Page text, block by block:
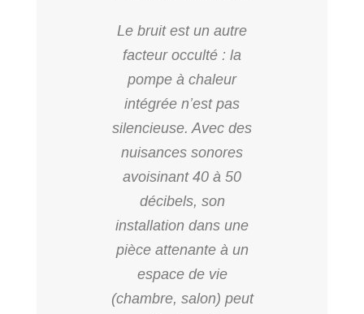
Le bruit est un autre
facteur occulté : la
pompe à chaleur
intégrée n’est pas
silencieuse. Avec des
nuisances sonores
avoisinant 40 à 50
décibels, son
installation dans une
pièce attenante à un
espace de vie
(chambre, salon) peut